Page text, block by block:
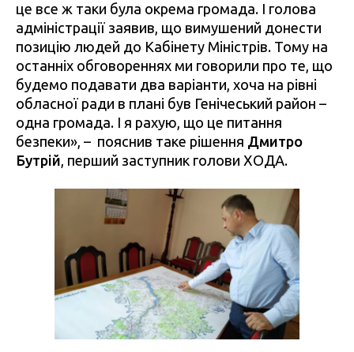
це все ж таки була окрема громада. І голова
адміністрації заявив, що вимушений донести
позицію людей до Кабінету Міністрів. Тому на
останніх обговореннях ми говорили про те, що
будемо подавати два варіанти, хоча на рівні
обласної ради в плані був Генічеський район –
одна громада. І я рахую, що це питання
безпеки», – пояснив таке рішення Дмитро
Бутрій, перший заступник голови ХОДА.